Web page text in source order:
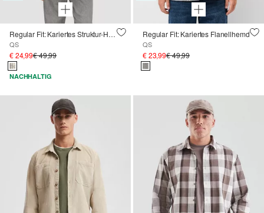
Regular Fit: Kariertes Struktur-Hemd aus Baumwolle
QS
€ 24,99€ 49,99
NACHHALTIG
Regular Fit: Kariertes Flanellhemd
QS
€ 23,99€ 49,99